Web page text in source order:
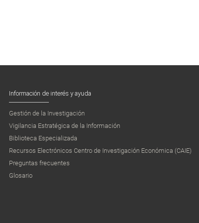
Información de interés y ayuda
Gestión de la Investigación
Vigilancia Estratégica de la Información
Biblioteca Especializada
Recursos Electrónicos Centro de Investigación Económica (CAIE)
Preguntas frecuentes
Glosario